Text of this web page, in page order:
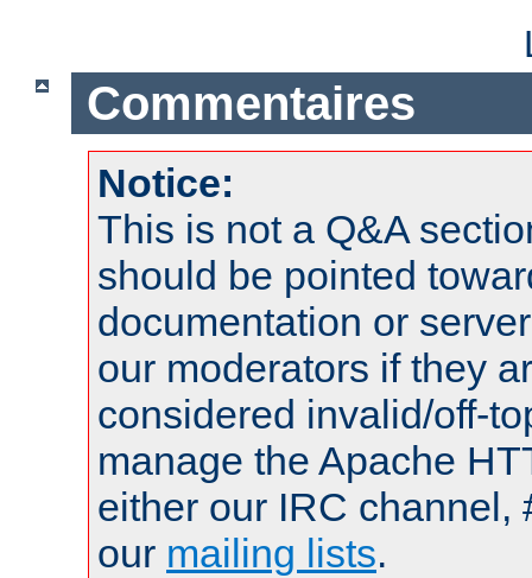
Commentaires
Notice:
This is not a Q&A
should be pointed
documentation or
our moderators if they
considered invalid/off-
manage the Apache
either our IRC channel,
our mailing lists.